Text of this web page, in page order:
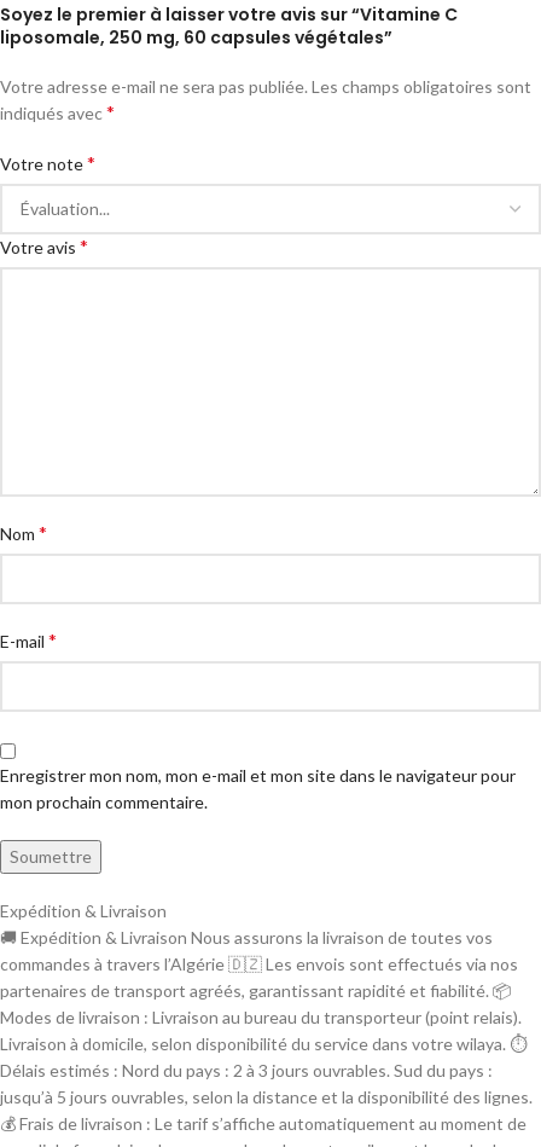
Soyez le premier à laisser votre avis sur “Vitamine C
liposomale, 250 mg, 60 capsules végétales”
Votre adresse e-mail ne sera pas publiée. Les champs obligatoires sont
indiqués avec*
Votre note*
Votre avis *
Nom *
E-mail *
Enregistrer mon nom, mon e-mail et mon site dans le navigateur pour
mon prochain commentaire.
Expédition & Livraison
🚚 Expédition & Livraison Nous assurons la livraison de toutes vos
commandes à travers l’Algérie 🇩🇿 Les envois sont effectués via nos
partenaires de transport agréés, garantissant rapidité et fiabilité. 📦
Modes de livraison : Livraison au bureau du transporteur (point relais).
Livraison à domicile, selon disponibilité du service dans votre wilaya. ⏱
Délais estimés : Nord du pays : 2 à 3 jours ouvrables. Sud du pays :
jusqu’à 5 jours ouvrables, selon la distance et la disponibilité des lignes.
💰 Frais de livraison : Le tarif s’affiche automatiquement au moment de